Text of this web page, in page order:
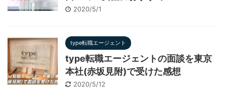
2020/5/1
type転職エージェント
type転職エージェントの面談を東京
本社(赤坂見附)で受けた感想
2020/5/12